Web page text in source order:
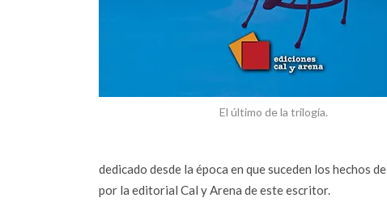
El último de la trilogía.
dedicado desde la época en que suceden los hechos de
por la editorial Cal y Arena de este escritor.